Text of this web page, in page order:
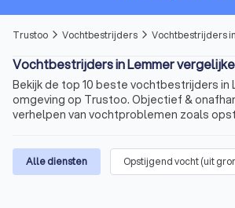
Trustoo arrow_forward_ios Vochtbestrijders arrow_forward_ios Vochtbestrijders
Vochtbestrijders in Lemmer
Bekijk de top 10 beste vochtbestrijders in
omgeving op Trustoo. Objectief &
verhelpen van vochtproblemen zoals
Alle diensten Opstijgend vocht (uit